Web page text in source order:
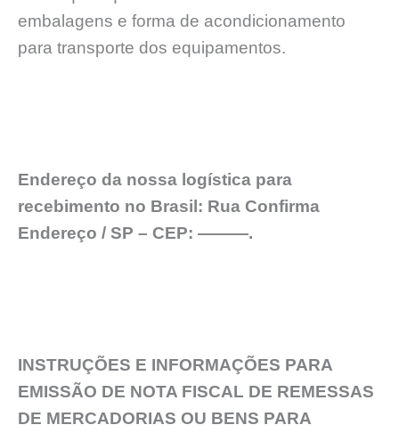
embalagens e forma de acondicionamento
para transporte dos equipamentos.
Endereço da nossa logística para
recebimento no Brasil: Rua Confirma
Endereço / SP – CEP: ———.
INSTRUÇÕES E INFORMAÇÕES PARA
EMISSÃO DE NOTA FISCAL DE REMESSAS
DE MERCADORIAS OU BENS PARA